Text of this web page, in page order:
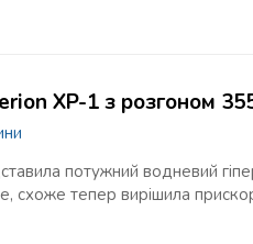
XP-1 з розгоном
потужний водневий
схоже тепер вирішила